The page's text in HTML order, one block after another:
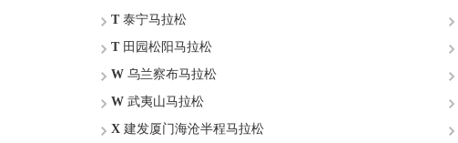
T泰宁马拉松
T田园松阳马拉松
W 乌兰察布马拉松
W 武夷山马拉松
X 建发厦门海沧半程马拉松